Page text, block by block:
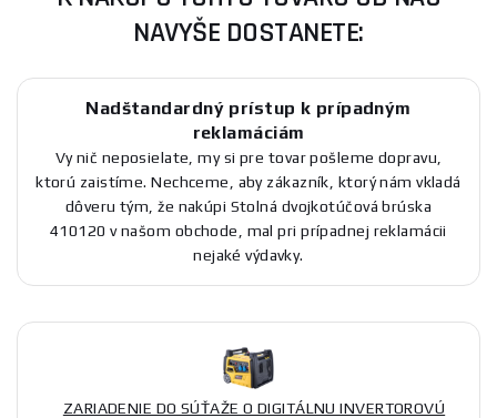
NAVYŠE DOSTANETE:
Nadštandardný prístup k prípadným
reklamáciám
Vy nič neposielate, my si pre tovar pošleme dopravu,
ktorú zaistíme. Nechceme, aby zákazník, ktorý nám vkladá
dôveru tým, že nakúpi Stolná dvojkotúčová brúska
410120 v našom obchode, mal pri prípadnej reklamácii
nejaké výdavky.
ZARIADENIE DO SÚŤAŽE O DIGITÁLNU INVERTOROVÚ